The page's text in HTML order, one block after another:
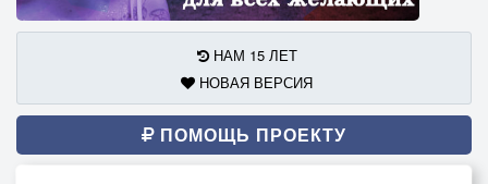
НАМ 15 ЛЕТ
НОВАЯ ВЕРСИЯ
ПОМОЩЬ ПРОЕКТУ